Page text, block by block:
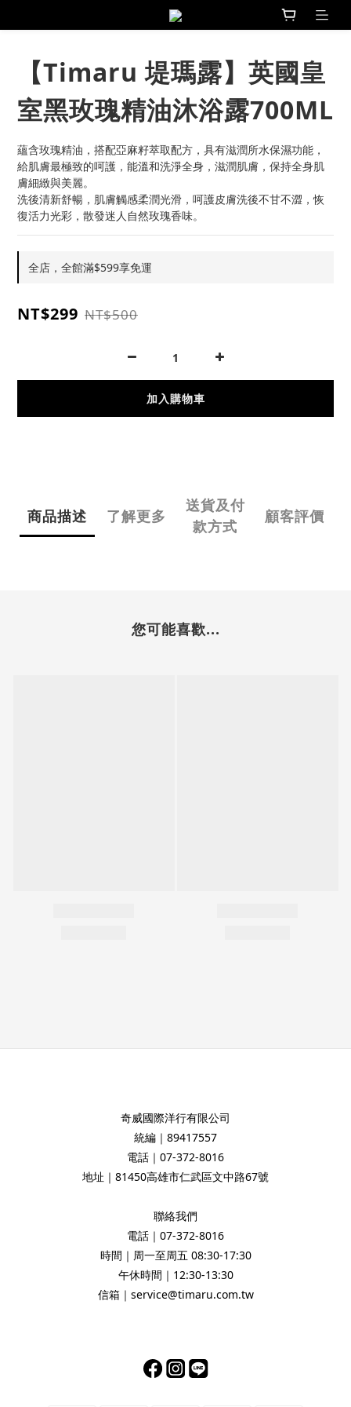
【Timaru 堤瑪露】英國皇
室黑玫瑰精油沐浴露700ML
蘊含玫瑰精油，搭配亞麻籽萃取配方，具有滋潤所水保濕功能，
給肌膚最極致的呵護，能溫和洗淨全身，滋潤肌膚，保持全身肌
膚細緻與美麗。
洗後清新舒暢，肌膚觸感柔潤光滑，呵護皮膚洗後不甘不澀，恢
復活力光彩，散發迷人自然玫瑰香味。
全店，全館滿$599享免運
NT$299 NT$500
加入購物車
商品描述 了解更多
送貨及付
款方式
顧客評價
您可能喜歡...
奇威國際洋行有限公司
統編｜89417557
電話｜07-372-8016
地址｜81450高雄市仁武區文中路67號
聯絡我們
電話｜07-372-8016
時間｜周一至周五 08:30-17:30
午休時間｜12:30-13:30
信箱｜service@timaru.com.tw